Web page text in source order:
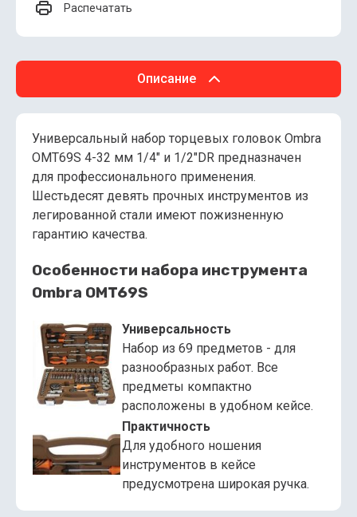
Распечатать
Описание
Универсальный набор торцевых головок Ombra
OMT69S 4-32 мм 1/4" и 1/2"DR предназначен
для профессионального применения.
Шестьдесят девять прочных инструментов из
легированной стали имеют пожизненную
гарантию качества.
Особенности набора инструмента
Ombra OMT69S
Универсальность
Набор из 69 предметов - для
разнообразных работ. Все
предметы компактно
расположены в удобном кейсе.
Практичность
Для удобного ношения
инструментов в кейсе
предусмотрена широкая ручка.